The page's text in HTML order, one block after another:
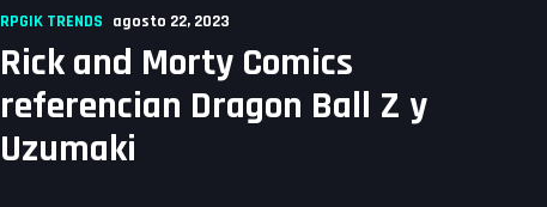
RPGIK TRENDS agosto 22, 2023
Rick and Morty Comics
referencian Dragon Ball Z y
Uzumaki